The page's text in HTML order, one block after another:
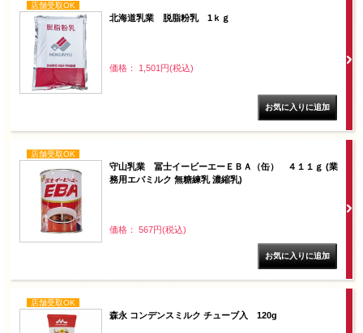
店舗受取OK
北海道乳業 脱脂粉乳 1ｋｇ
価格： 1,501円(税込)
店舗受取OK
守山乳業 冨士イービーエーＥＢＡ（缶） ４１１ｇ (業
務用エバミルク 無糖練乳 濃縮乳)
価格： 567円(税込)
店舗受取OK
森永 コンデンスミルク チューブ入 120g